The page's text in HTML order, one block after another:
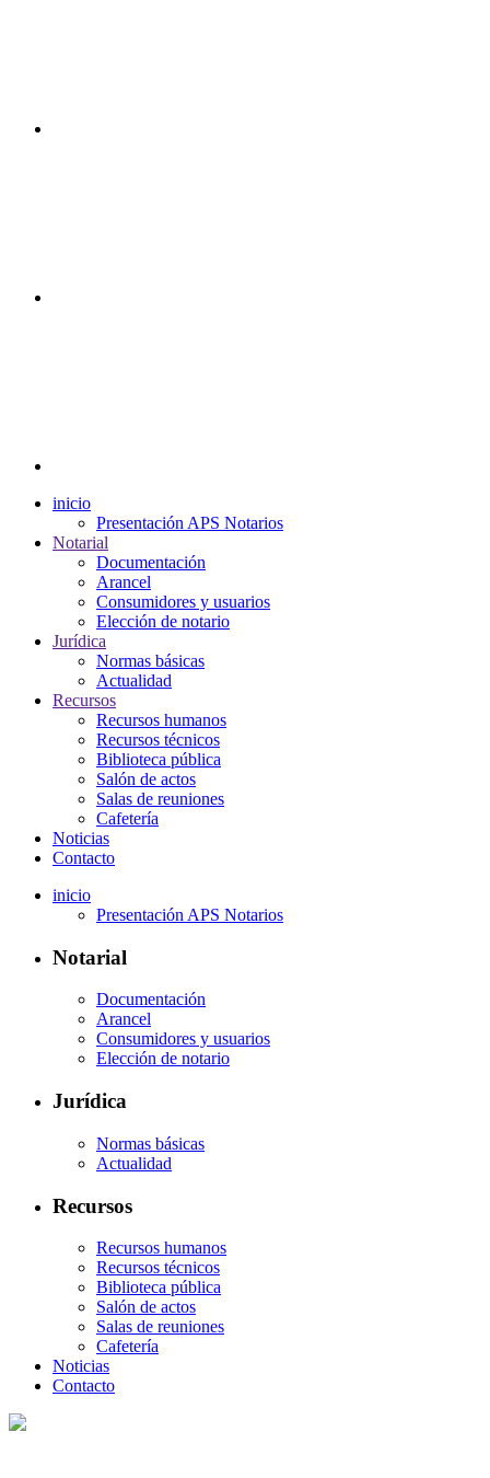
inicio
Presentación APS Notarios
Notarial
Documentación
Arancel
Consumidores y usuarios
Elección de notario
Jurídica
Normas básicas
Actualidad
Recursos
Recursos humanos
Recursos técnicos
Biblioteca pública
Salón de actos
Salas de reuniones
Cafetería
Noticias
Contacto
inicio
Presentación APS Notarios
Notarial
Documentación
Arancel
Consumidores y usuarios
Elección de notario
Jurídica
Normas básicas
Actualidad
Recursos
Recursos humanos
Recursos técnicos
Biblioteca pública
Salón de actos
Salas de reuniones
Cafetería
Noticias
Contacto